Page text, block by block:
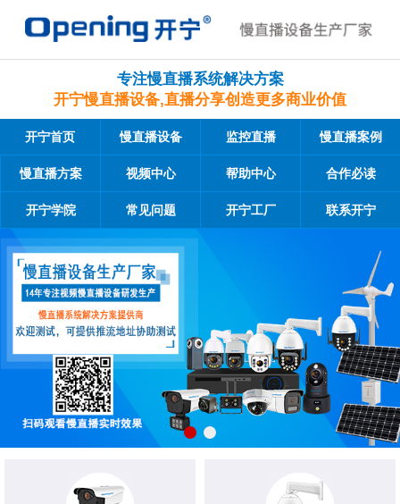
专注慢直播系统解决方案
开宁慢直播设备,直播分享创造更多商业价值
开宁首页 慢直播设备 监控直播 慢直播案例
慢直播方案 视频中心 帮助中心 合作必读
开宁学院 常见问题 开宁工厂 联系开宁